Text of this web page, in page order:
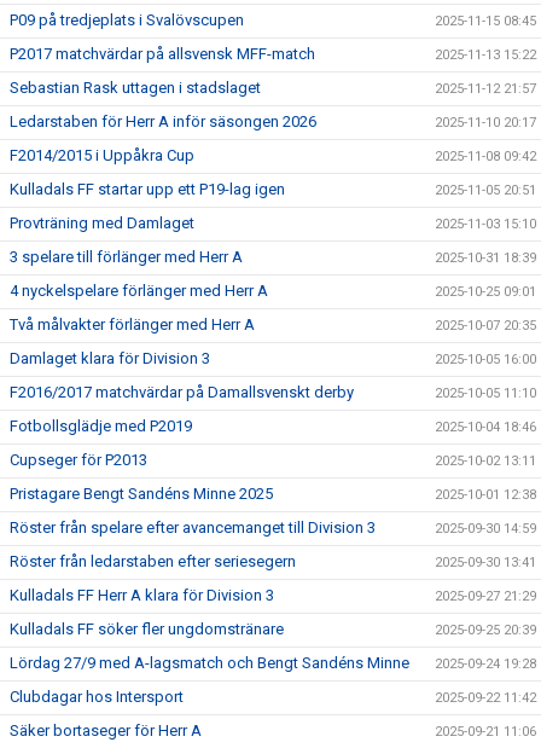
P09 på tredjeplats i Svalövscupen 2025-11-15 08:45
P2017 matchvärdar på allsvensk MFF-match 2025-11-13 15:22
Sebastian Rask uttagen i stadslaget 2025-11-12 21:57
Ledarstaben för Herr A inför säsongen 2026 2025-11-10 20:17
F2014/2015 i Uppåkra Cup 2025-11-08 09:42
Kulladals FF startar upp ett P19-lag igen 2025-11-05 20:51
Provträning med Damlaget 2025-11-03 15:10
3 spelare till förlänger med Herr A 2025-10-31 18:39
4 nyckelspelare förlänger med Herr A 2025-10-25 09:01
Två målvakter förlänger med Herr A 2025-10-07 20:35
Damlaget klara för Division 3 2025-10-05 16:00
F2016/2017 matchvärdar på Damallsvenskt derby 2025-10-05 11:10
Fotbollsglädje med P2019 2025-10-04 18:46
Cupseger för P2013 2025-10-02 13:11
Pristagare Bengt Sandéns Minne 2025 2025-10-01 12:38
Röster från spelare efter avancemanget till Division 3 2025-09-30 14:59
Röster från ledarstaben efter seriesegern 2025-09-30 13:41
Kulladals FF Herr A klara för Division 3 2025-09-27 21:29
Kulladals FF söker fler ungdomstränare 2025-09-25 20:39
Lördag 27/9 med A-lagsmatch och Bengt Sandéns Minne 2025-09-24 19:28
Clubdagar hos Intersport 2025-09-22 11:42
Säker bortaseger för Herr A 2025-09-21 11:06